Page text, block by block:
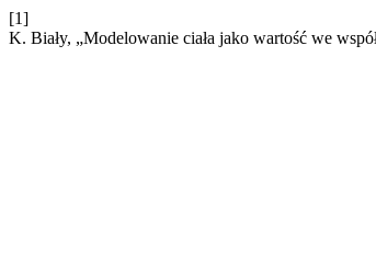
[1]
K. Biały, „Modelowanie ciała jako wartość we